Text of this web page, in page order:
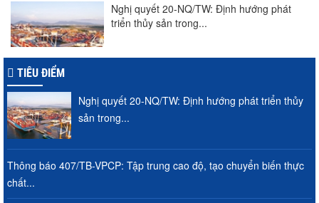
Nghị quyết 20-NQ/TW: Định hướng phát
triển thủy sản trong...
(sửa đổi)
Thuế Mục 301 và bài toán thích ứng của
TIÊU ĐIỂM
Nghị quyết 20-NQ/TW: Định hướng phát triển thủy
sản trong...
Thông báo 407/TB-VPCP: Tập trung cao độ, tạo chuyển biến thực
chất...